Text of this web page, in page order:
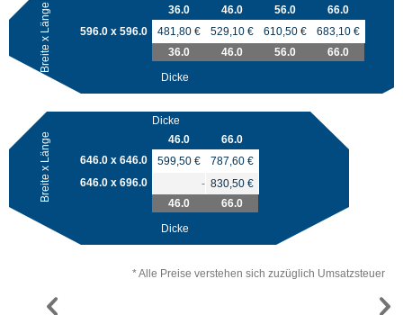
36.0
46.0 56.0 66.0
Breite x Länge 596.0 x 596.0 481,80 € 529,10 € 610,50 €
683,10 €
36.0
46.0 56.0
66.0
Dicke
Dicke
46.0
66.0
Breite x Länge 646.0 x 646.0 599,50 €
787,60 €
646.0 x 696.0
- 830,50 €
46.0
66.0
Dicke
* Alle Preise verstehen sich zuzüglich Umsatzsteuer